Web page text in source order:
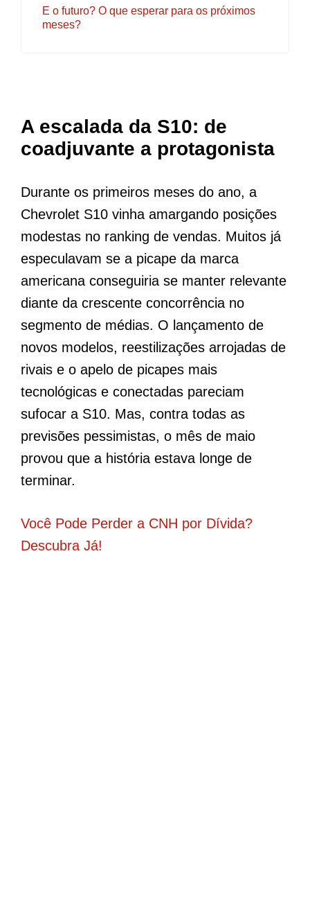
E o futuro? O que esperar para os próximos
meses?
A escalada da S10: de
coadjuvante a protagonista
Durante os primeiros meses do ano, a
Chevrolet S10 vinha amargando posições
modestas no ranking de vendas. Muitos já
especulavam se a picape da marca
americana conseguiria se manter relevante
diante da crescente concorrência no
segmento de médias. O lançamento de
novos modelos, reestilizações arrojadas de
rivais e o apelo de picapes mais
tecnológicas e conectadas pareciam
sufocar a S10. Mas, contra todas as
previsões pessimistas, o mês de maio
provou que a história estava longe de
terminar.
Você Pode Perder a CNH por Dívida?
Descubra Já!